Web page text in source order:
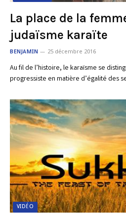
La place de la
judaïsme karaïte
BENJAMIN 25 décembre 2016
Au fil de l’histoire, le karaïsme se
progressiste en matière d’égalité des
VIDÉO